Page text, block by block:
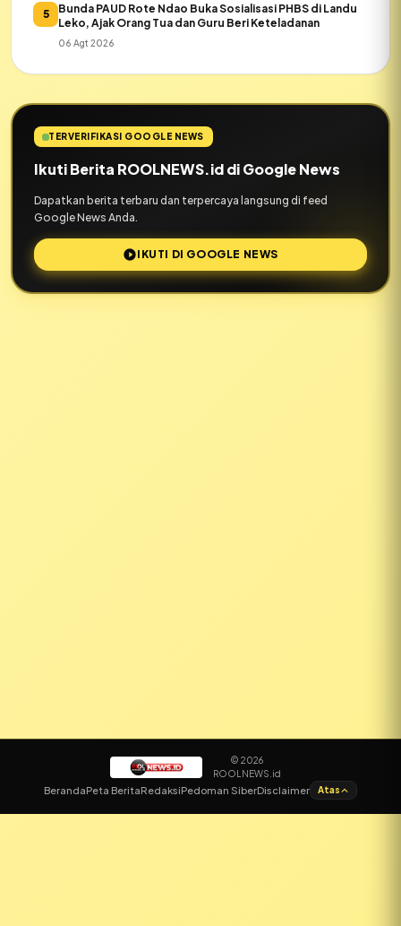
5
Bunda PAUD Rote Ndao Buka Sosialisasi PHBS di Landu
Leko, Ajak Orang Tua dan Guru Beri Keteladanan
06 Agt 2026
TERVERIFIKASI GOOGLE NEWS
Ikuti Berita ROOLNEWS.id di Google News
Dapatkan berita terbaru dan terpercaya langsung di feed
Google News Anda.
IKUTI DI GOOGLE NEWS
✕
© 2026
ROOLNEWS.id
BerandaPeta BeritaRedaksiPedoman SiberDisclaimer Atas